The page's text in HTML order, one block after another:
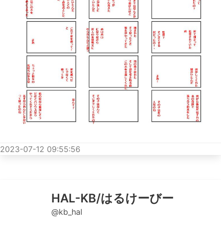
2023-07-12 09:55:56
HAL-KB/はるけーびー
@kb_hal